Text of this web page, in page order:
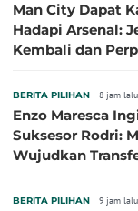
Man City Dapat
Hadapi Arsenal:
Kembali dan
BERITA PILIHAN 8 jam lalu
Enzo Maresca
Suksesor Rodri:
Wujudkan
BERITA PILIHAN 9 jam lalu